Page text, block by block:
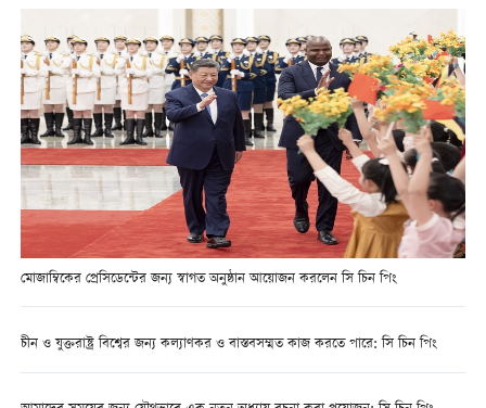
মোজাম্বিকের প্রেসিডেন্টের জন্য স্বাগত অনুষ্ঠান আয়োজন করলেন সি চিন পিং
চীন ও যুক্তরাষ্ট্র বিশ্বের জন্য কল্যাণকর ও বাস্তবসম্মত কাজ করতে পারে: সি চিন পিং